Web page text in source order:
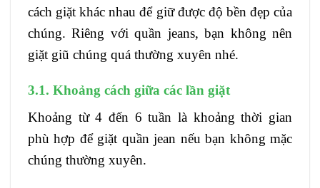
cách giặt khác nhau để giữ được độ bền đẹp của
chúng. Riêng với quần jeans, bạn không nên
giặt giũ chúng quá thường xuyên nhé.
3.1. Khoảng cách giữa các lần giặt
Khoảng từ 4 đến 6 tuần là khoảng thời gian
phù hợp để giặt quần jean nếu bạn không mặc
chúng thường xuyên.